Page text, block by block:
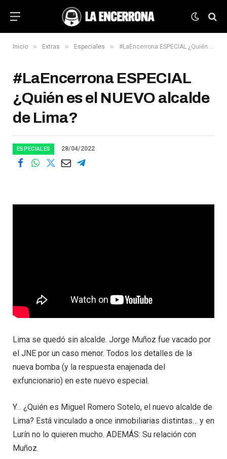
Inicio » Extras » Especiales » #LaEncerrona ESPECIAL ¿Quién es el NUEVO alcalde de Lima?
#LaEncerrona ESPECIAL
¿Quién es el NUEVO alcalde
de Lima?
ESPECIALES 28/04/2022
Lima se quedó sin alcalde. Jorge Muñoz fue vacado por
el JNE por un caso menor. Todos los detalles de la
nueva bomba (y la respuesta enajenada del
exfuncionario) en este nuevo especial.
Y… ¿Quién es Miguel Romero Sotelo, el nuevo alcalde de
Lima? Está vinculado a once inmobiliarias distintas… y en
Lurín no lo quieren mucho. ADEMÁS: Su relación con
Muñoz.